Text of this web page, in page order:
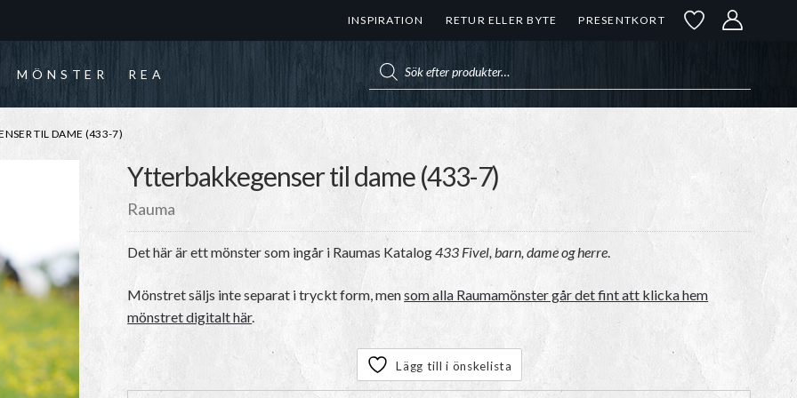
INSPIRATION RETUR ELLER BYTE PRESENTKORT
MÖNSTER REA
TIL DAME (433-7)
Ytterbakkegenser til dame (433-7)
Rauma
Det här är ett mönster som ingår i Raumas Katalog433 Fivel, barn, dame og herre.
Mönstret säljs inte separat i tryckt form, mensom alla Raumamönster går det fint att klicka hem
mönstret digitalt här.
Lägg till i önskelista